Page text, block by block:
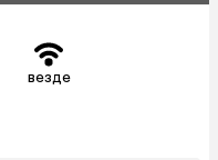
везде